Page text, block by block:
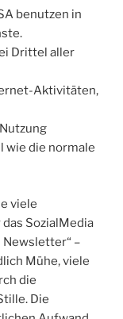
benutzen in
Drittel aller
Aktivitäten,
wie die normale
viele
SozialMedia
Newsletter“ –
Mühe, viele
die
Die